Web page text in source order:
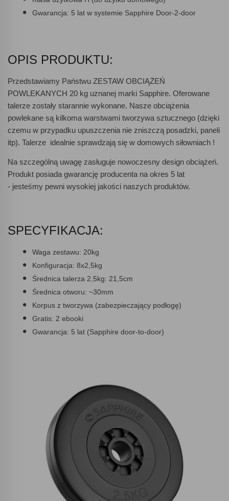
Gwarancja: 5 lat w systemie Sapphire Door-2-door
OPIS PRODUKTU:
Przedstawiamy Państwu ZESTAW OBCIĄŻEŃ
POWLEKANYCH 20 kg uznanej marki Sapphire. Oferowane
talerze zostały starannie wykonane. Nasze obciążenia
powlekane są kilkoma warstwami tworzywa sztucznego (dzięki
czemu w przypadku upuszczenia nie zniszczą posadzki, paneli
itp). Talerze idealnie sprawdzają się w domowych siłowniach !
Na szczególną uwagę zasługuje nowoczesny design obciążeń.
Produkt posiada gwarancję producenta na okres 5 lat
- jesteśmy pewni wysokiej jakości naszych produktów.
SPECYFIKACJA:
Waga zestawu: 20kg
Konfiguracja: 8x2,5kg
Średnica talerza 2,5kg: 21,5cm
Średnica otworu: ~30mm
Korpus z tworzywa (zabezpieczający podłogę)
Gratis: 2 ebooki
Gwarancja: 5 lat (Sapphire door-to-door)